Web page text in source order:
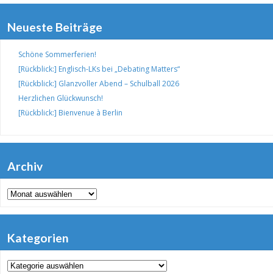
Neueste Beiträge
Schöne Sommerferien!
[Rückblick:] Englisch-LKs bei „Debating Matters“
[Rückblick:] Glanzvoller Abend – Schulball 2026
Herzlichen Glückwunsch!
[Rückblick:] Bienvenue à Berlin
Archiv
Archiv
Kategorien
Kategorien